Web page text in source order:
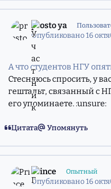
prosto ya
Опубликовано16
А что студентов НГУ
Стесняюсь спросить, у
гештальт, связанный с
его упоминаете. :unsure:
Цитата Упомянуть
Prince Опытный
Опубликовано16